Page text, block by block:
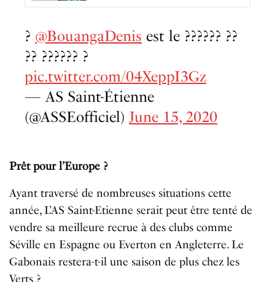
? @BouangaDenis est le ?????? ??
?? ?????? ?
pic.twitter.com/04XeppI3Gz
— AS Saint-Étienne
(@ASSEofficiel) June 15, 2020
Prêt pour l’Europe ?
Ayant traversé de nombreuses situations cette
année, L’AS Saint-Etienne serait peut être tenté de
vendre sa meilleure recrue à des clubs comme
Séville en Espagne ou Everton en Angleterre. Le
Gabonais restera-t-il une saison de plus chez les
Verts ?